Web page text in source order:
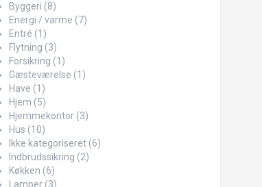
Byggeri (8)
Energi / varme (7)
Entré (1)
Flytning (3)
Forsikring (1)
Gæsteværelse (1)
Have (1)
Hjem (5)
Hjemmekontor(3)
Hus (10)
Ikke kategoriseret(6)
Indbrudssikring (2)
Køkken (6)
Lamper(3)